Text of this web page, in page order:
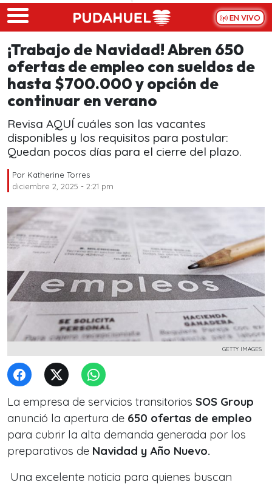
Skip to main content
EN VIVO
¡Trabajo de Navidad! Abren 650
ofertas de empleo con sueldos de
hasta $700.000 y opción de
continuar en verano
Revisa AQUÍ cuáles son las vacantes
disponibles y los requisitos para postular:
Quedan pocos días para el cierre del plazo.
Por Katherine Torres
diciembre 2, 2025 - 2:21 pm
GETTY IMAGES
La empresa de servicios transitorios SOS Group
anunció la apertura de 650 ofertas de empleo
para cubrir la alta demanda generada por los
preparativos de Navidad y Año Nuevo.
Una excelente noticia para quienes buscan